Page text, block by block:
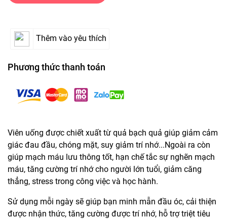
Thêm vào yêu thích
Phương thức thanh toán
Viên uống được chiết xuất từ quả bạch quả giúp giảm cảm
giác đau đầu, chóng mặt, suy giảm trí nhớ...Ngoài ra còn
giúp mạch máu lưu thông tốt, hạn chế tắc sự nghẽn mạch
máu, tăng cường trí nhớ cho người lớn tuổi, giảm căng
thẳng, stress trong công việc và học hành.
Sử dụng mỗi ngày sẽ giúp bạn minh mẫn đầu óc, cải thiện
được nhận thức, tăng cường được trí nhớ, hỗ trợ triệt tiêu